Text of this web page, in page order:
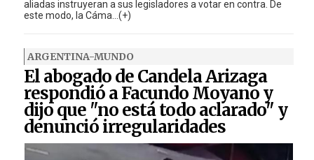
aliadas instruyeran a sus legisladores a votar en contra. De
este modo, la Cáma...(+)
ARGENTINA-MUNDO
El abogado de Candela Arizaga
respondió a Facundo Moyano y
dijo que "no está todo aclarado" y
denunció irregularidades